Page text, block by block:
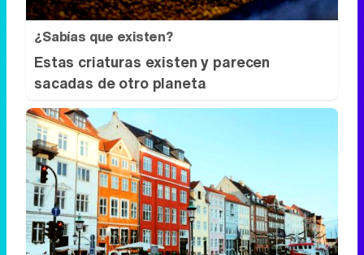
¿Sabías que existen?
Estas criaturas existen y parecen
sacadas de otro planeta